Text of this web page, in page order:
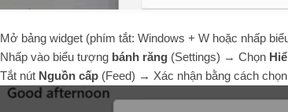
Mở bảng widget (phím tắt: Windows + W hoặc nhấp
Nhấp vào biểu tượng bánh răng (Settings) → Chọn
Tắt nút Nguồn cấp (Feed) → Xác nhận bằng cách chọn